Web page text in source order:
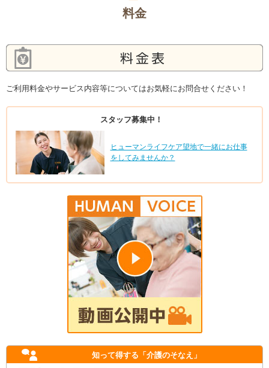
料金
ご利用料金やサービス内容等についてはお気軽にお問合せください！
スタッフ募集中！
ヒューマンライフケア望地で一緒にお仕事
をしてみませんか？
知って得する 「介護のそなえ」